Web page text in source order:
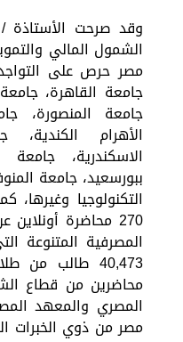
وقد صرحت
الشمول المالي
مصر حرص على
جامعة القاهرة،
جامعة المنصورة،
الأهرام
الاسكندرية، جامعة
ببورسعيد، جامعة
التكنولوجيا وغيرها،
270 محاضرة
المصرفية المتنوعة
40,473 طالب
محاضرين من قطاع
المصري والمعهد
مصر من ذوي الخبرات